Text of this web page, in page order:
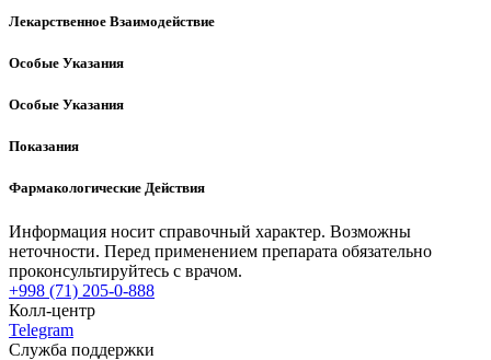
Лекарственное Взаимодействие
Особые Указания
Особые Указания
Показания
Фармакологические Действия
Информация носит справочный характер. Возможны
неточности. Перед применением препарата обязательно
проконсультируйтесь с врачом.
+998 (71) 205-0-888
Колл-центр
Telegram
Служба поддержки